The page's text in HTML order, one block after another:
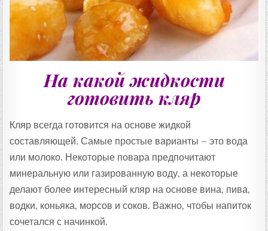
На какой жидкости
готовить кляр
Кляр всегда готовится на основе жидкой
составляющей. Самые простые варианты – это вода
или молоко. Некоторые повара предпочитают
минеральную или газированную воду, а некоторые
делают более интересный кляр на основе вина, пива,
водки, коньяка, морсов и соков. Важно, чтобы напиток
сочетался с начинкой.